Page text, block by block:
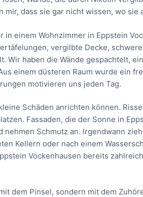
mir, dass sie gar nicht wissen, wo sie
in einem Wohnzimmer in Eppstein
vergilbte Decke,
Wir haben die Wände gespachtelt,
einem düsteren Raum wurde ein
motivieren uns jeden Tag.
Schäden anrichten können.
Fassaden, die der Sonne in
nehmen Schmutz an. Irgendwann
Kellern oder nach einem
Vockenhausen bereits
dem Pinsel, sondern mit dem